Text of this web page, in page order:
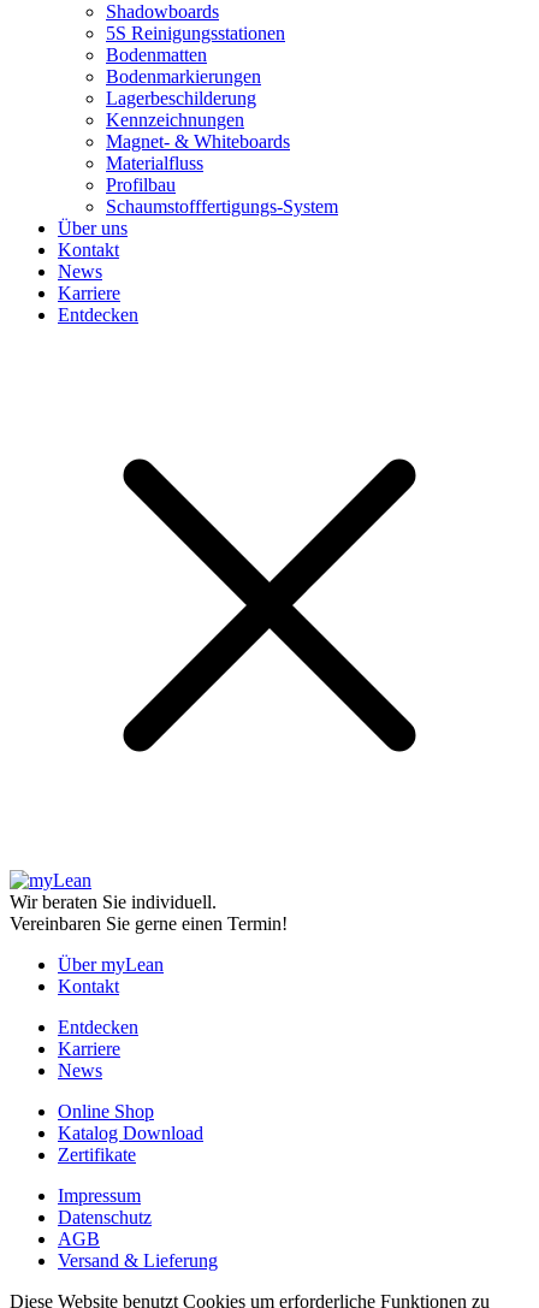
Shadowboards
5S Reinigungsstationen
Bodenmatten
Bodenmarkierungen
Lagerbeschilderung
Kennzeichnungen
Magnet- & Whiteboards
Materialfluss
Profilbau
Schaumstofffertigungs-System
Über uns
Kontakt
News
Karriere
Entdecken
Wir beraten Sie individuell.
Vereinbaren Sie gerne einen Termin!
Über myLean
Kontakt
Entdecken
Karriere
News
Online Shop
Katalog Download
Zertifikate
Impressum
Datenschutz
AGB
Versand & Lieferung
Diese Website benutzt Cookies um erforderliche Funktionen zu